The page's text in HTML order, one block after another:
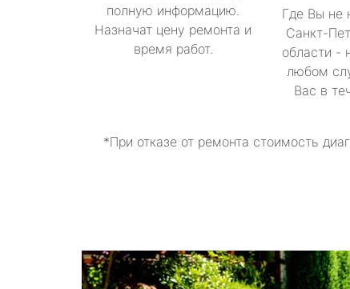
полную информацию.
Назначат цену ремонта и
время работ.
Где Вы не
Санкт-
области -
любом
Вас в
*При отказе от ремонта стоимость